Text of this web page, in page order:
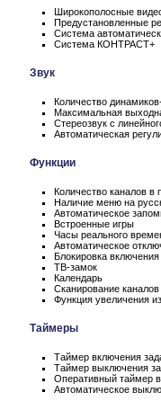
Широкополосные
Предустановленные
Система
Система КОНТРАСТ+
Звук
Количество
Максимальная
Стереозвук с
Автоматическая
Функции
Количество каналов в
Наличие меню на
Автоматическое
Встроенные игры
Часы реального
Автоматическое
Блокировка
ТВ-замок
Календарь
Сканирование каналов
Функция увеличения
Таймеры
Таймер включения
Таймер выключения
Оперативный таймер
Автоматическое